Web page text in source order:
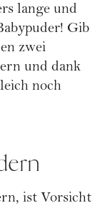
lange und
Gib
zwei
und dank
noch
ist Vorsicht